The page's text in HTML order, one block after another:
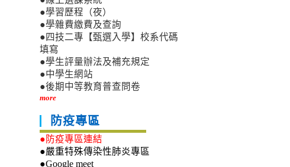
●學習歷程（夜）
●學雜費繳費及查詢
●四技二專【甄選入學】校系代碼
填寫
●學生評量辦法及補充規定
●中學生網站
●後期中等教育普查問卷
more
防疫專區
●防疫專區連結
●嚴重特殊傳染性肺炎專區
●Google meet